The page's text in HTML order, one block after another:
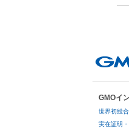
GMOイ
世界初総
実在証明